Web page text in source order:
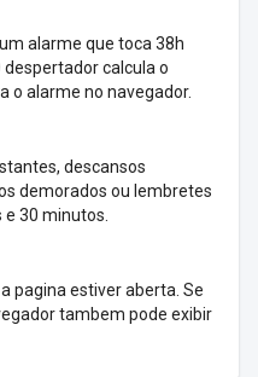
alarme que toca 38h
calcula o
o alarme no navegador.
descansos
demorados ou lembretes
30 minutos.
pagina estiver aberta. Se
tambem pode exibir